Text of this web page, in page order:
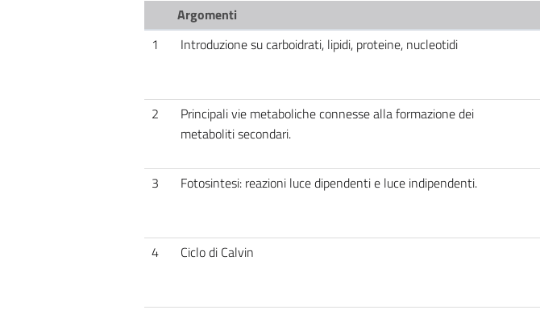
Argomenti
1
Introduzione su carboidrati, lipidi, proteine, nucleotidi
2
Principali vie metaboliche connesse alla formazione dei
metaboliti secondari.
3
Fotosintesi: reazioni luce dipendenti e luce indipendenti.
4
Ciclo di Calvin